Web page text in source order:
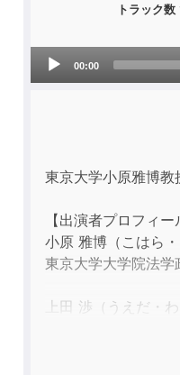
トラック数
Audio
00:00
東京大学小原雅博教
【出演者プロフィー
小原 雅博（こはら・
東京大学大学院法学
上田 渉（うえだ・わ
オトバンク代表取